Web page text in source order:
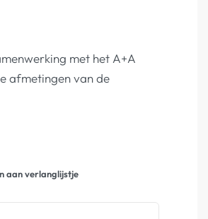
met het A+A
afmetingen van de
aan verlanglijstje